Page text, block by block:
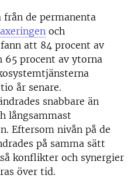
från de permanenta
och
att 84 procent av
65 procent av ytorna
år senare.
snabbare än
långsammast
Eftersom nivån på de
på samma sätt
konflikter och synergier
över tid.